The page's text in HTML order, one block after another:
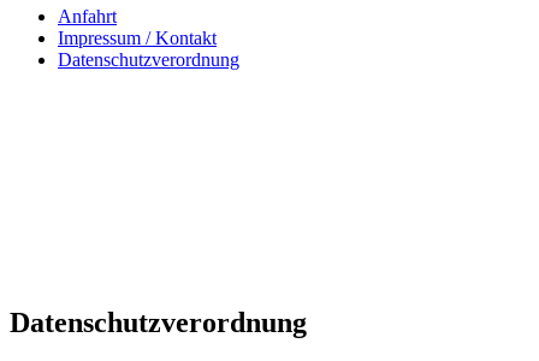
Anfahrt
Impressum / Kontakt
Datenschutzverordnung
Datenschutzverordnung